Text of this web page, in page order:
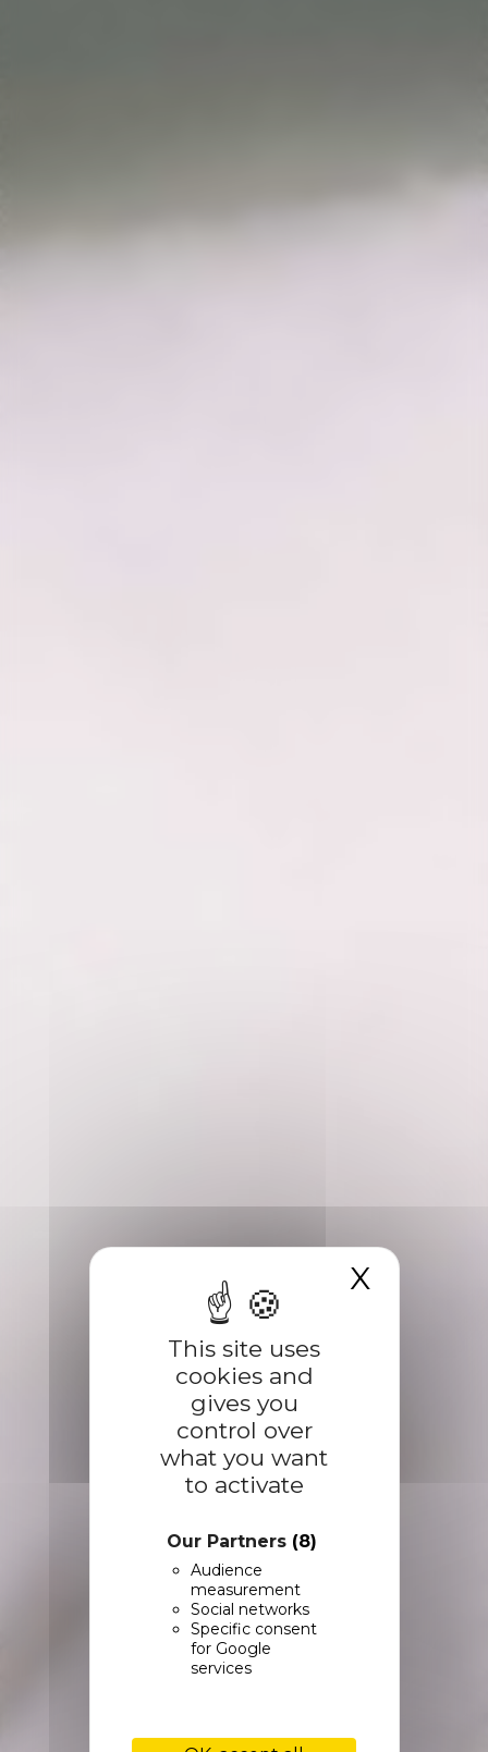
This site uses
cookies and
gives you
control over
what you want
to activate
Our Partners (8)
Audience
measurement
Social networks
Specific consent
for Google
services
XHide